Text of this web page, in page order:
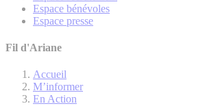
Espace bénévoles
Espace presse
Fil d'Ariane
Accueil
M’informer
En Action